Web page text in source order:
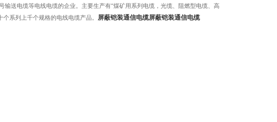
输送电缆等电线电缆的企业。主要生产有“煤矿用系列电缆，光缆、阻燃型电缆、高
系列上千个规格的电线电缆产品。 屏蔽铠装通信电缆屏蔽铠装通信电缆